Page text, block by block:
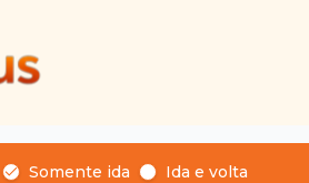
Somente ida Ida e volta